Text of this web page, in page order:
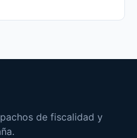
de fiscalidad y